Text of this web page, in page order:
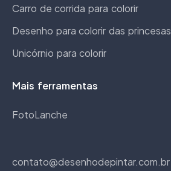
Carro de corrida para colorir
Desenho para colorir das princesas
Unicórnio para colorir
Mais ferramentas
FotoLanche
contato@desenhodepintar.com.br